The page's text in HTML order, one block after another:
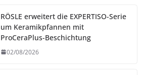
RÖSLE erweitert die EXPERTISO-Serie
um Keramikpfannen mit
ProCeraPlus-Beschichtung
02/08/2026